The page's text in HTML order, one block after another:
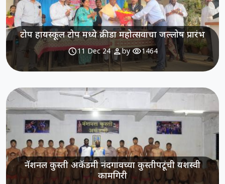
टोप हायस्कूल टोप मध्ये क्रीडा महोत्सवाचा जल्लोष प्रारंभ
schedule11 Dec 24 personby visibility1464
नॅशनल कुस्ती अकॅडमी नंदगावच्या कुस्तीपटूंची यशस्वी
कामगिरी